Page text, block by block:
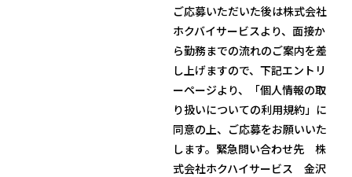
ご応募いただいた後は株式会社
ホクバイサービスより、面接か
ら勤務までの流れのご案内を差
し上げますので、下記エントリ
ーページより、「個人情報の取
り扱いについての利用規約」に
同意の上、ご応募をお願いいた
します。緊急問い合わせ先 株
式会社ホクハイサービス 金沢